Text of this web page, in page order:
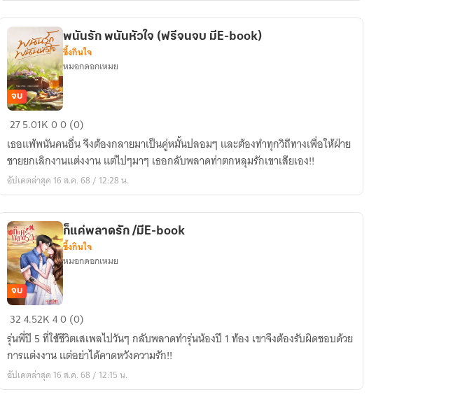
รัก
(ฟรี
มีE-
bookในmeb)
พนัน
พนัน
หัวใจ
(ฟรี
มีE-
book)
จบ
พนันรัก พนันหัวใจ (ฟรีจนจบ มีE-book)
ซึ้งกินใจ
หมอกดอกเหมย
275.01K00 (0)
เธอแพ้พนันคนอื่น จึงต้องกลายมาเป็นคู่หมั้นปลอมๆ และต้องทำทุกวิถีทางเพื่อให้ฝ่าย
ชายยกเลิกงานแต่งงาน แต่ไปๆมาๆ เธอกลับพลาดท่าตกหลุมรักเขาเสียเอง!!
อัปเดตล่าสุด 16 ส.ค. 68 / 12:28 น.
ก็
แค่
พลาด
รัก
/
จบ
ก็แค่พลาดรัก /มีE-book
ซึ้งกินใจ
หมอกดอกเหมย
324.52K40 (0)
รุ่นพี่ปี 5 ที่ใช้ชีวิตเสเพลไปวันๆ กลับพลาดทำรุ่นน้องปี 1 ท้อง เขาจึงต้องรับผิดชอบด้วย
การแต่งงาน แต่อย่าได้คาดหวังความรัก!!
อัปเดตล่าสุด 16 ส.ค. 68 / 12:15 น.